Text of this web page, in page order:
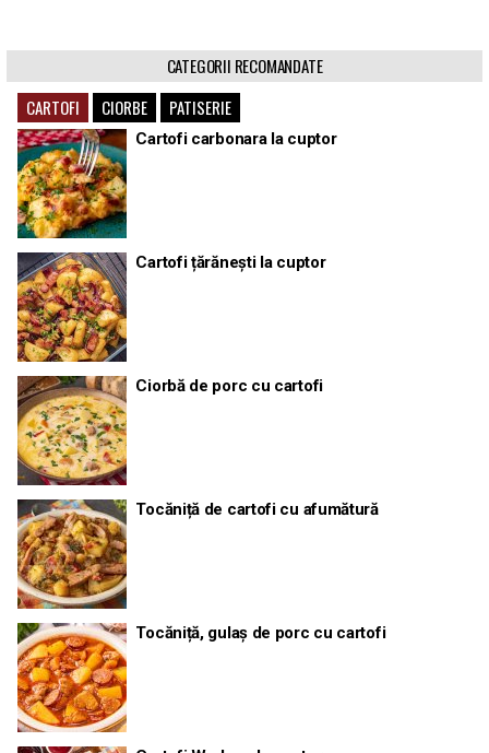
CATEGORII RECOMANDATE
CARTOFI
CIORBE PATISERIE
Cartofi carbonara la cuptor
Cartofi țărănești la cuptor
Ciorbă de porc cu cartofi
Tocăniță de cartofi cu afumătură
Tocăniță, gulaș de porc cu cartofi